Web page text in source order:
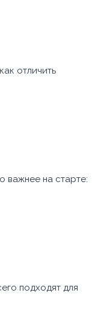
отличить
важнее на старте:
подходят для